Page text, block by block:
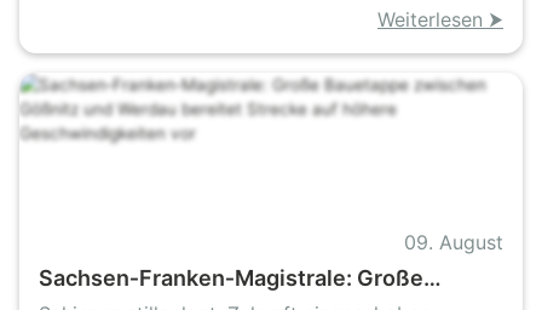
Weiterlesen ⮞
09. August
Sachsen‑Franken‑Magistrale: Große